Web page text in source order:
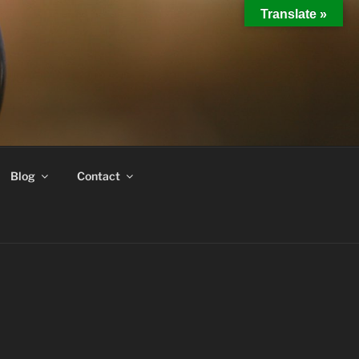
Blog Contact
Translate »